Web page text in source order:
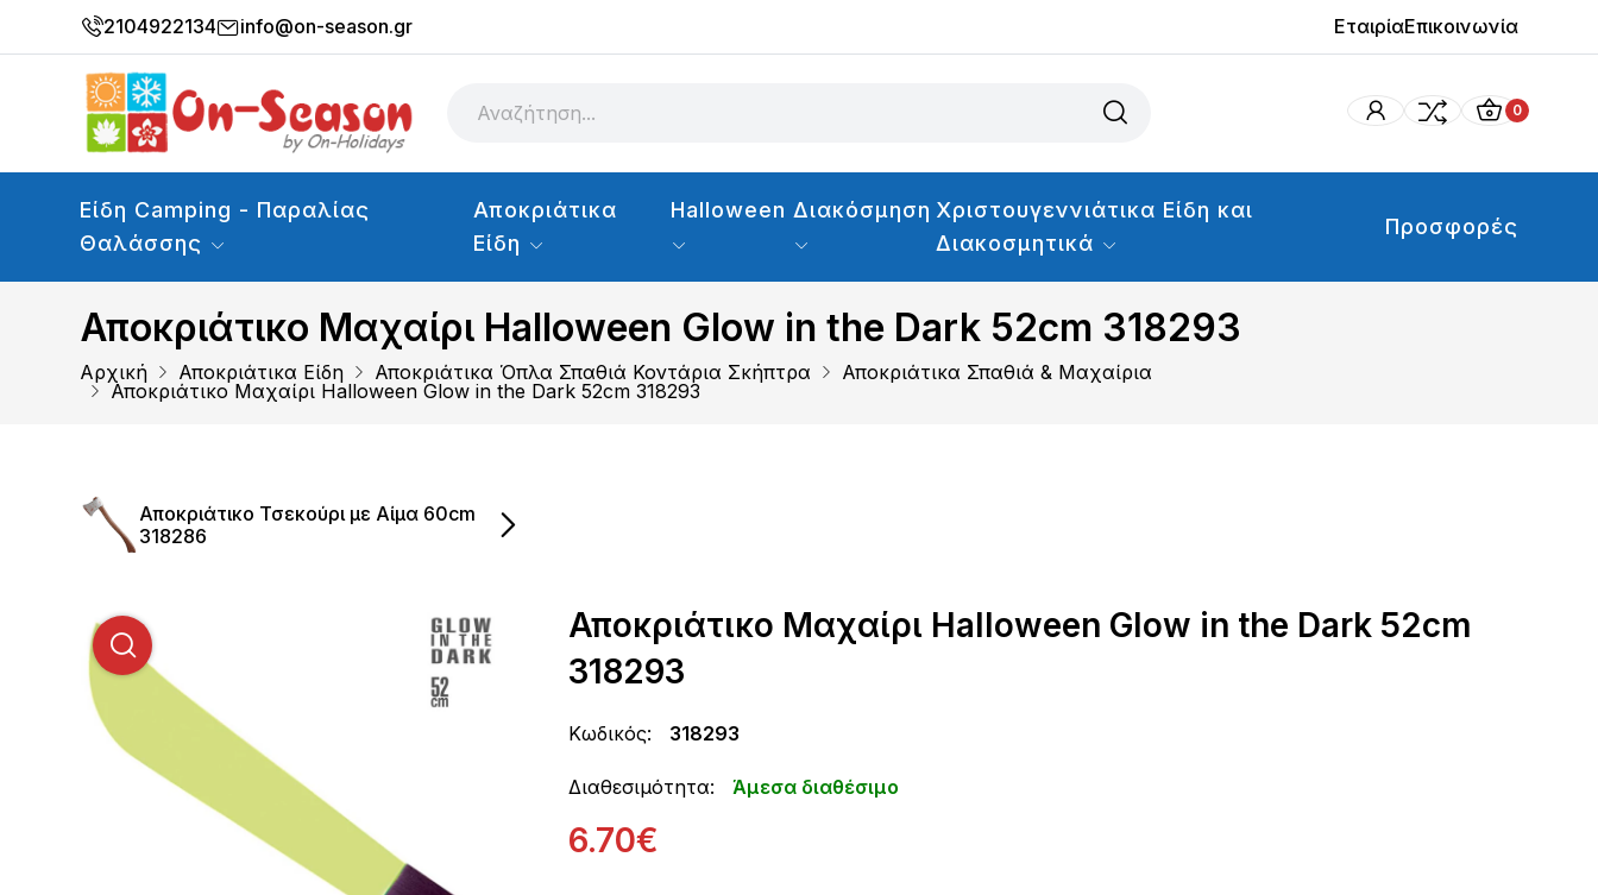
2104922134 info@on-season.gr ΕταιρίαΕπικοινωνία
0
Είδη Camping - Παραλίας
Θαλάσσης
Αποκριάτικα
Είδη
Halloween Διακόσμηση Χριστουγεννιάτικα Είδη και
Διακοσμητικά
Προσφορές
Αποκριάτικο Μαχαίρι Halloween Glow in the Dark 52cm 318293
Αρχική Αποκριάτικα Είδη Αποκριάτικα Όπλα Σπαθιά Κοντάρια Σκήπτρα
Αποκριάτικα Σπαθιά & Μαχαίρια
Αποκριάτικο Μαχαίρι Halloween Glow in the Dark 52cm 318293
Αποκριάτικο Τσεκούρι με Αίμα 60cm
318286
Αποκριάτικο Μαχαίρι Halloween Glow in the Dark 52cm
318293
Κωδικός: 318293
Διαθεσιμότητα: Άμεσα διαθέσιμο
6.70€